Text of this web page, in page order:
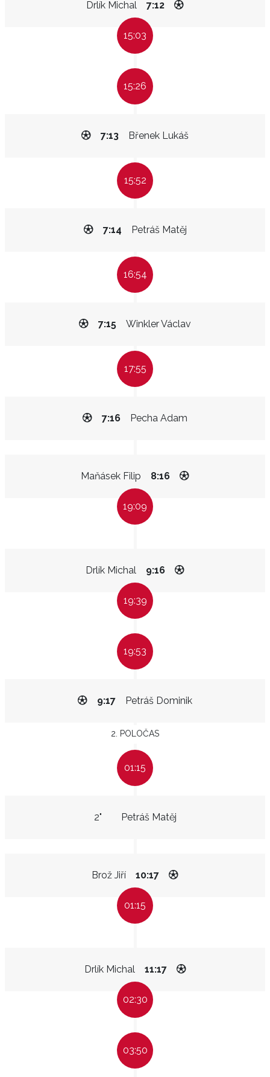
Drlík Michal 7:12
15:03
15:26
Břenek Lukáš
7:13
15:52
Petráš Matěj
7:14
16:54
Winkler Václav
7:15
17:55
Pecha Adam
7:16
Maňásek Filip 8:16
19:09
Drlík Michal 9:16
19:39
19:53
Petráš Dominik
9:17
2. POLOČAS
01:15
Petráš Matěj
2"
Brož Jiří 10:17
01:15
Drlík Michal 11:17
02:30
03:50